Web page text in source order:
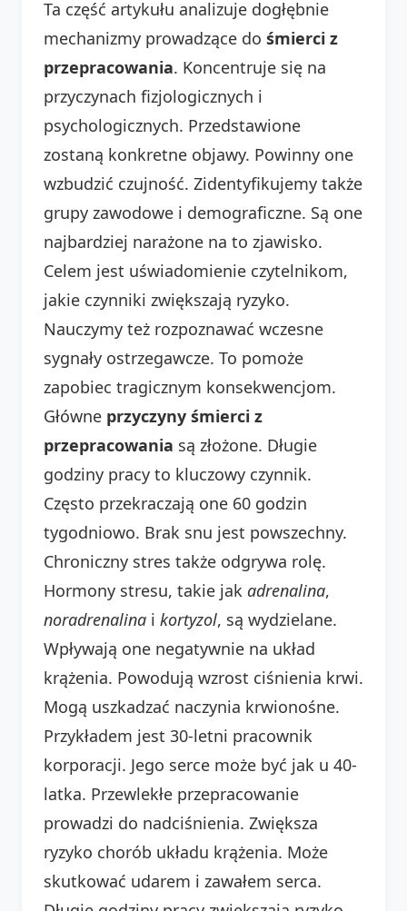
Ta część artykułu analizuje dogłębnie
mechanizmy prowadzące do śmierci z
przepracowania. Koncentruje się na
przyczynach fizjologicznych i
psychologicznych. Przedstawione
zostaną konkretne objawy. Powinny one
wzbudzić czujność. Zidentyfikujemy także
grupy zawodowe i demograficzne. Są one
najbardziej narażone na to zjawisko.
Celem jest uświadomienie czytelnikom,
jakie czynniki zwiększają ryzyko.
Nauczymy też rozpoznawać wczesne
sygnały ostrzegawcze. To pomoże
zapobiec tragicznym konsekwencjom.
Główne przyczyny śmierci z
przepracowania są złożone. Długie
godziny pracy to kluczowy czynnik.
Często przekraczają one 60 godzin
tygodniowo. Brak snu jest powszechny.
Chroniczny stres także odgrywa rolę.
Hormony stresu, takie jak adrenalina,
noradrenalina i kortyzol, są wydzielane.
Wpływają one negatywnie na układ
krążenia. Powodują wzrost ciśnienia krwi.
Mogą uszkadzać naczynia krwionośne.
Przykładem jest 30-letni pracownik
korporacji. Jego serce może być jak u 40-
latka. Przewlekłe przepracowanie
prowadzi do nadciśnienia. Zwiększa
ryzyko chorób układu krążenia. Może
skutkować udarem i zawałem serca.